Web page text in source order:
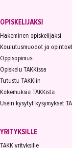
OPISKELIJAKSI
Hakeminen opiskelijaksi
Koulutusmuodot ja
Oppisopimus
Opiskelu TAKKissa
Tutustu TAKKiin
Kokemuksia TAKKista
Usein kysytyt kysymykset
YRITYKSILLE
TAKK yrityksille